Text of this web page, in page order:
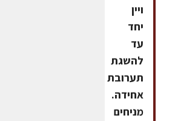
ויין
יחד
עד
להשגת
תערובת
אחידה.
מניחים